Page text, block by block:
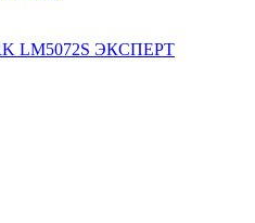
LM5072S ЭКСПЕРТ